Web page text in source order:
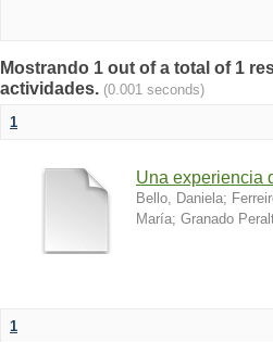
Mostrando 1 out of a total of 1
actividades. (0.001 seconds)
1
Una experiencia
Bello, Daniela;
María; Granado
1